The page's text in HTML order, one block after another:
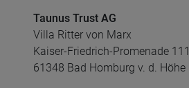
Taunus Trust AG
Villa Ritter von Marx
Kaiser-Friedrich-Promenade 111
61348 Bad Homburg v. d. Höhe